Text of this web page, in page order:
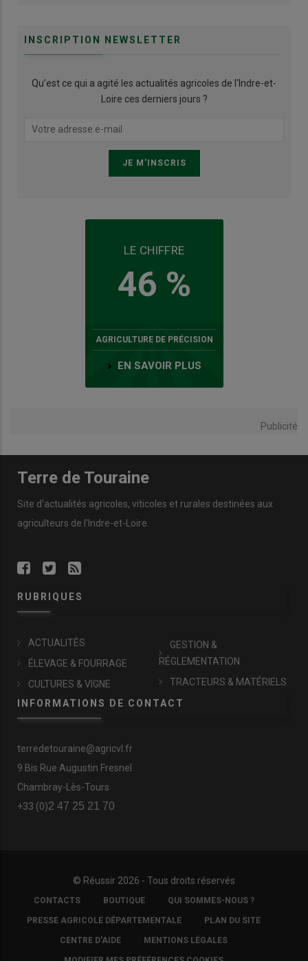
INSCRIPTION NEWSLETTER
Qu’est ce qui a agité les actualités agricoles de l'Indre-et-
Loire ces derniers jours ?
LE CHIFFRE
46 %
AGRICULTURE DE PRÉCISION
EN SAVOIR PLUS
Publicité
Terre de Touraine
Site d'actualités agricoles, viticoles et rurales destinées aux
agriculteurs de l'Indre-et-Loire.
RUBRIQUES
ACTUALITÉS
ÉLEVAGE & FOURRAGE
CULTURES & VIGNE
GESTION &
RÉGLEMENTATION
TRACTEURS & MATÉRIELS
INFORMATIONS DE CONTACT
terredetouraine@agricvl.fr
9 Bis Rue Augustin Fresnel
Chambray-Lès-Tours
+33 (0)2 47 25 21 70
© Réussir 2026 - Tous droits réservés
FOOTER
COPYRIGHT
CONTACTS BOUTIQUE QUI SOMMES-NOUS ?
PRESSE AGRICOLE DÉPARTEMENTALE PLAN DU SITE
CENTRE D'AIDE MENTIONS LÉGALES